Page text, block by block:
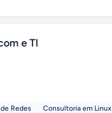
e TI
Redes Consultoria em Linux